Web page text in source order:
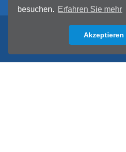
besuchen. Erfahren Sie mehr
Akzeptieren
Back to top